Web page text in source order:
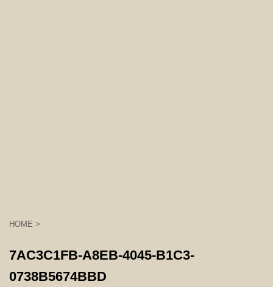
HOME >
7AC3C1FB-A8EB-4045-B1C3-
0738B5674BBD